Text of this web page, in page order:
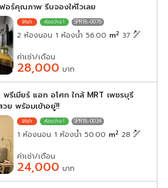
อร์คุณภาพ รีบจองให้ไวเลย
SPR18-0076
2 ห้องนอน 1 ห้องน้ำ 56.00 m2 37
ค่าเช่า/เดือน
28,000 บาท
พรีเมียร์ แอท อโศก ใกล้ MRT เพชรบุรี
ย พร้อมเข้าอยู่!!
SPR18-0034
1 ห้องนอน 1 ห้องน้ำ 50.00 m2 28
ค่าเช่า/เดือน
24,000 บาท